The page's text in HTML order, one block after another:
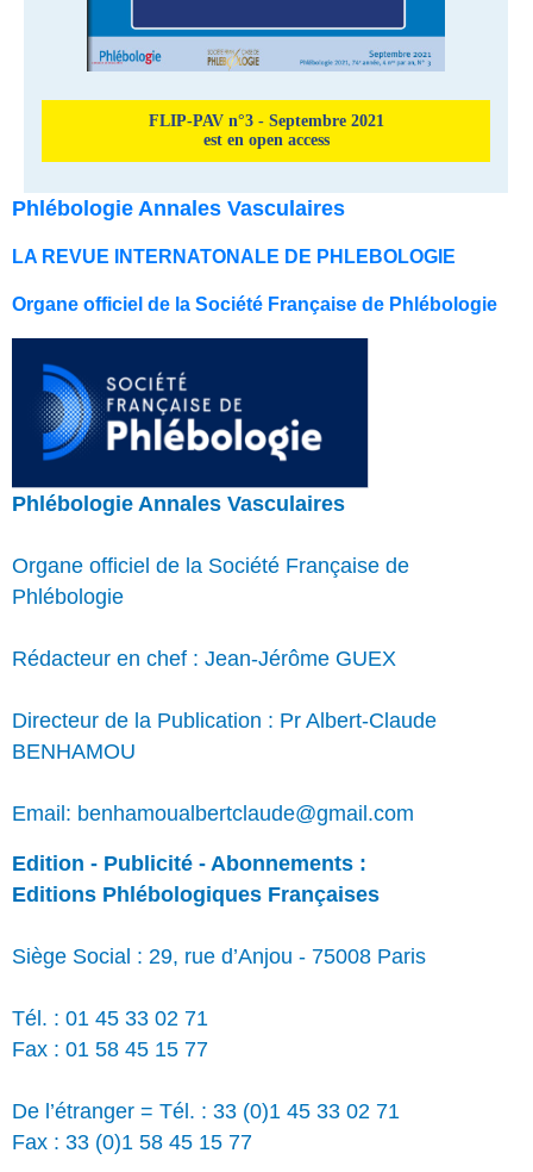
FLIP-PAV n°3 - Septembre 2021
est en open access
Phlébologie Annales Vasculaires
LA REVUE INTERNATONALE DE PHLEBOLOGIE
Organe officiel de la Société Française de Phlébologie
Phlébologie Annales Vasculaires
Organe officiel de la Société Française de
Phlébologie
Rédacteur en chef : Jean-Jérôme GUEX
Directeur de la Publication : Pr Albert-Claude
BENHAMOU
Email: benhamoualbertclaude@gmail.com
Edition - Publicité - Abonnements :
Editions Phlébologiques Françaises
Siège Social : 29, rue d’Anjou - 75008 Paris
Tél. : 01 45 33 02 71
Fax : 01 58 45 15 77
De l’étranger = Tél. : 33 (0)1 45 33 02 71
Fax : 33 (0)1 58 45 15 77